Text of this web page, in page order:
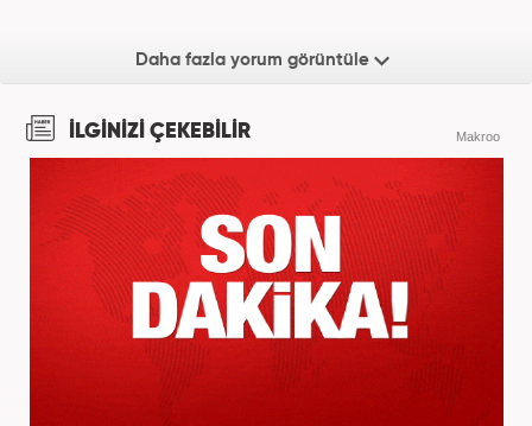
Daha fazla yorum görüntüle
İLGİNİZİ ÇEKEBİLİR Makroo